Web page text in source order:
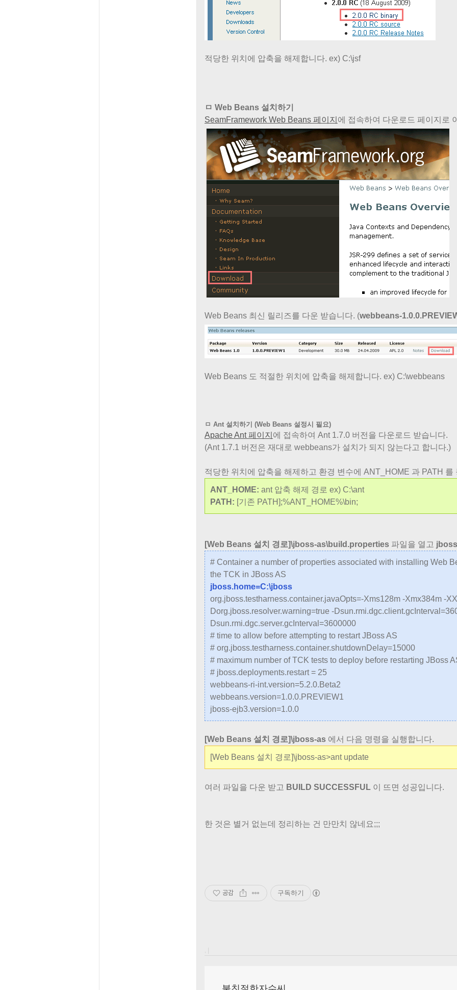
적당한 위치에 압축을 해제합니다. ex) C:\jsf
ㅁ Web Beans 설치하기
SeamFramework Web Beans 페이지 에 접속하여 다운로드 페이지로
Web Beans 최신 릴리즈를 다운 받습니다. (webbeans-
Web Beans 도 적절한 위치에 압축을 해제합니다. ex) C:\webbeans
ㅁ Ant 설치하기 (Web Beans 설정시 필요)
Apache Ant 페이지 에 접속하여 Ant 1.7.0 버전을 다운로드 받습니다.
(Ant 1.7.1 버전은 재대로 webbeans가 설치가 되지 않는다고 합니다.)
적당한 위치에 압축을 해제하고 환경 변수에 ANT_HOME 과 PATH 를
ANT_HOME: ant 압축 해제 경로 ex) C:\ant
PATH: [기존 PATH];%ANT_HOME%\bin;
[Web Beans 설치 경로]\jboss-as\build.properties 파일을 열고
# Container a number of properties associated with installing Web
the TCK in JBoss AS
jboss.home=C:\jboss
org.jboss.testharness.container.javaOpts=-Xms128m -Xmx384m -
Dorg.jboss.resolver.warning=true -
Dsun.rmi.dgc.server.gcInterval=3600000
# time to allow before attempting to restart JBoss AS
# org.jboss.testharness.container.shutdownDelay=15000
# maximum number of TCK tests to deploy before restarting JBoss
# jboss.deployments.restart = 25
webbeans-ri-int.version=5.2.0.Beta2
webbeans.version=1.0.0.PREVIEW1
jboss-ejb3.version=1.0.0
[Web Beans 설치 경로]\jboss-as 에서 다음 명령을 실행합니다.
[Web Beans 설치 경로]\jboss-as>ant update
여러 파일을 다운 받고 BUILD SUCCESSFUL 이 뜨면 성공입니다.
한 것은 별거 없는데 정리하는 건 만만치 않네요;;;
공감 구독하기
, |